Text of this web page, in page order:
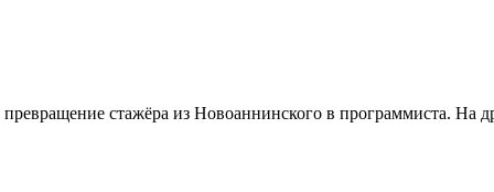
стажёра из Новоаннинского в программиста. На